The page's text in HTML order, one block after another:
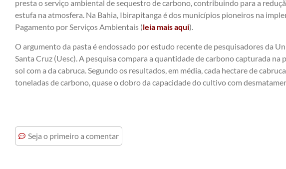
presta o serviço ambiental de sequestro de carbono, contribuindo para a
estufa na atmosfera. Na Bahia, Ibirapitanga é dos municípios pioneiros na
Pagamento por Serviços Ambientais (leia mais aqui).
O argumento da pasta é endossado por estudo recente de pesquisadores da
Santa Cruz (Uesc). A pesquisa compara a quantidade de carbono capturada na
sol com a da cabruca. Segundo os resultados, em média, cada hectare de
toneladas de carbono, quase o dobro da capacidade do cultivo com
Seja o primeiro a comentar